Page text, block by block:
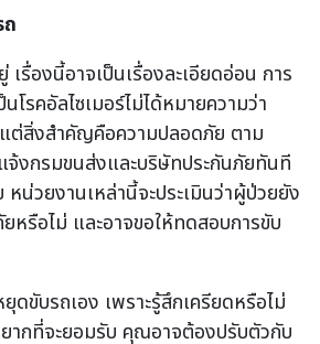
รื่องนี้อาจเป็นเรื่องละเอียดอ่อน การ
โรคอัลไซเมอร์ไม่ได้หมายความว่า
ต่สิ่งสำคัญคือความปลอดภัย ตาม
งกรมขนส่งและบริษัทประกันภัยทันที
น่วยงานเหล่านี้จะประเมินว่าผู้ป่วยยัง
หรือไม่ และอาจขอให้ทดสอบการขับ
ดขับรถเอง เพราะรู้สึกเครียดหรือไม่
ากที่จะยอมรับ คุณอาจต้องปรับตัวกับ